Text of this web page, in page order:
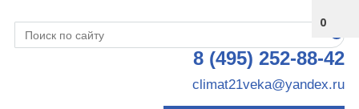
0
8 (495) 252-88-42
climat21veka@yandex.ru